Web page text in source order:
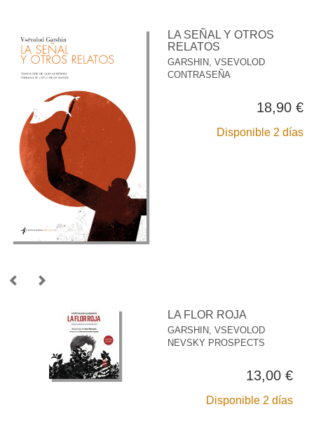
LA SEÑAL Y OTROS
RELATOS
GARSHIN, VSEVOLOD
CONTRASEÑA
18,90 €
Disponible 2 días
LA FLOR ROJA
GARSHIN, VSEVOLOD
NEVSKY PROSPECTS
13,00 €
Disponible 2 días